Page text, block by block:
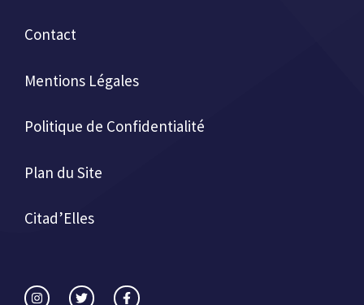
Contact
Mentions Légales
Politique de Confidentialité
Plan du Site
Citad’Elles